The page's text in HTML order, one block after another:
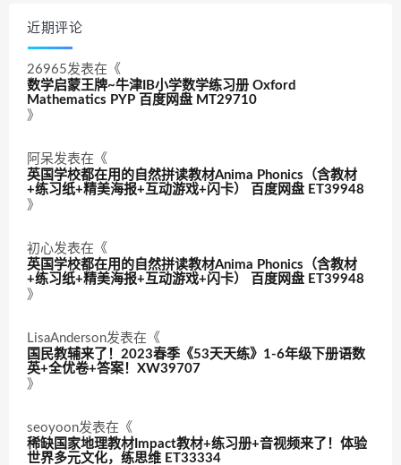
近期评论
26965发表在《
数学启蒙王牌~牛津IB小学数学练习册 Oxford
Mathematics PYP 百度网盘 MT29710
》
阿呆发表在《
英国学校都在用的自然拼读教材Anima Phonics（含教材
+练习纸+精美海报+互动游戏+闪卡） 百度网盘 ET39948
》
初心发表在《
英国学校都在用的自然拼读教材Anima Phonics（含教材
+练习纸+精美海报+互动游戏+闪卡） 百度网盘 ET39948
》
LisaAnderson发表在《
国民教辅来了！2023春季《53天天练》1-6年级下册语数
英+全优卷+答案！XW39707
》
seoyoon发表在《
稀缺国家地理教材Impact教材+练习册+音视频来了！体验
世界多元文化，练思维 ET33334